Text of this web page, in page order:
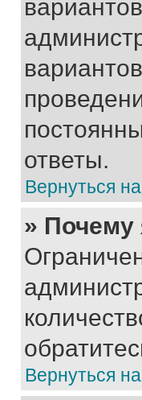
ответы.
Вернуться
» Почему
Вернуться